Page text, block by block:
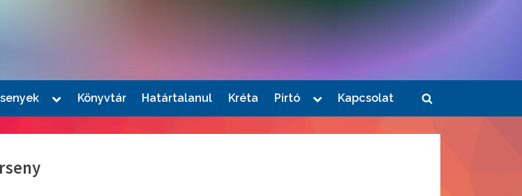
Toggle
menu
Könyvtár Határtalanul Kréta Pirtó
Toggle
menu
Kapcsolat
Toggle